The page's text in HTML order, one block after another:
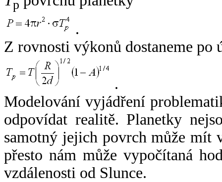
p
.
Z rovnosti výkonů dostaneme po
.
Modelování vyjádření
odpovídat realitě. Planetky
samotný jejich povrch může mít
přesto nám může vypočítaná
vzdálenosti od Slunce.